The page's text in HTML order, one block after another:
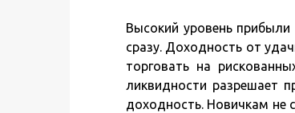
Высокий уровень прибыли
сразу. Доходность от
торговать на
ликвидности разрешает
доходность. Новичкам не